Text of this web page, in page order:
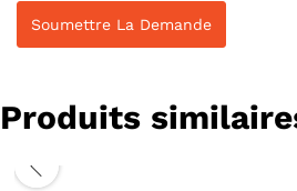
Produits